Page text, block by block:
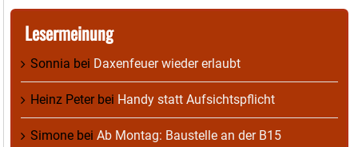
Lesermeinung
Sonnia bei Daxenfeuer wieder erlaubt
Heinz Peterbei Handy statt Aufsichtspflicht
Simone bei Ab Montag: Baustelle an der B15